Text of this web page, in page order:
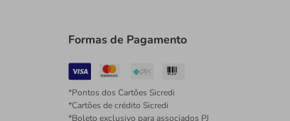
Formas de Pagamento
*Pontos dos Cartões Sicredi
*Cartões de crédito Sicredi
*Boleto exclusivo para associados PJ